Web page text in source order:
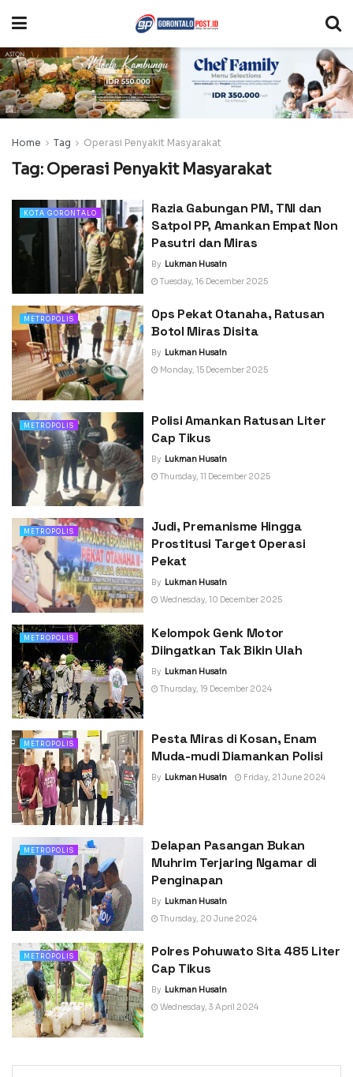
Home Tag Operasi Penyakit Masyarakat
Tag: Operasi Penyakit Masyarakat
KOTA GORONTALO
Razia Gabungan PM, TNI dan
Satpol PP, Amankan Empat Non
Pasutri dan Miras
By Lukman Husain
Tuesday, 16 December 2025
METROPOLIS
Ops Pekat Otanaha, Ratusan
Botol Miras Disita
By Lukman Husain
Monday, 15 December 2025
METROPOLIS
Polisi Amankan Ratusan Liter
Cap Tikus
By Lukman Husain
Thursday, 11 December 2025
METROPOLIS
Judi, Premanisme Hingga
Prostitusi Target Operasi
Pekat
By Lukman Husain
Wednesday, 10 December 2025
METROPOLIS
Kelompok Genk Motor
Diingatkan Tak Bikin Ulah
By Lukman Husain
Thursday, 19 December 2024
METROPOLIS
Pesta Miras di Kosan, Enam
Muda-mudi Diamankan Polisi
By Lukman Husain Friday, 21 June 2024
METROPOLIS
Delapan Pasangan Bukan
Muhrim Terjaring Ngamar di
Penginapan
By Lukman Husain
Thursday, 20 June 2024
METROPOLIS
Polres Pohuwato Sita 485 Liter
Cap Tikus
By Lukman Husain
Wednesday, 3 April 2024